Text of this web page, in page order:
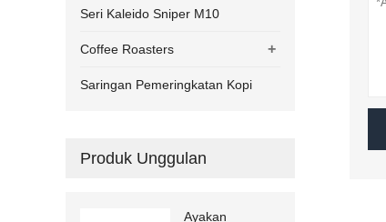
Seri Kaleido Sniper M10
+
Coffee Roasters
Saringan Pemeringkatan Kopi
Produk Unggulan
Ayakan